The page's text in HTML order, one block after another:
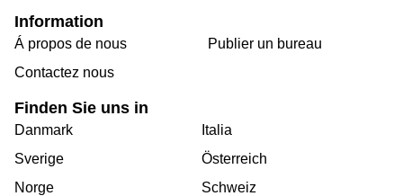
Information
Á propos de nous
Contactez nous
Publier un bureau
Finden Sie uns in
Danmark
Sverige
Norge
Italia
Österreich
Schweiz